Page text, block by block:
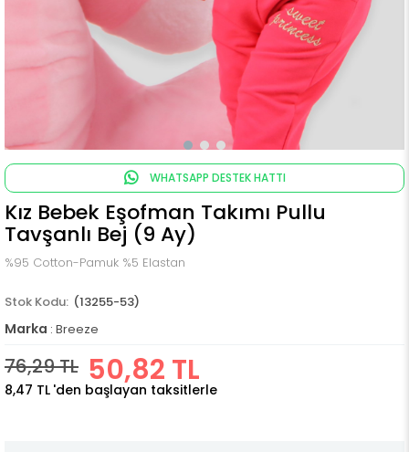
WHATSAPP DESTEK HATTI
Kız Bebek Eşofman Takımı Pullu
Tavşanlı Bej (9 Ay)
%95 Cotton-Pamuk %5 Elastan
(13255-53)
Marka : Breeze
76,29 TL 50,82 TL
8,47 TL 'den başlayan taksitlerle